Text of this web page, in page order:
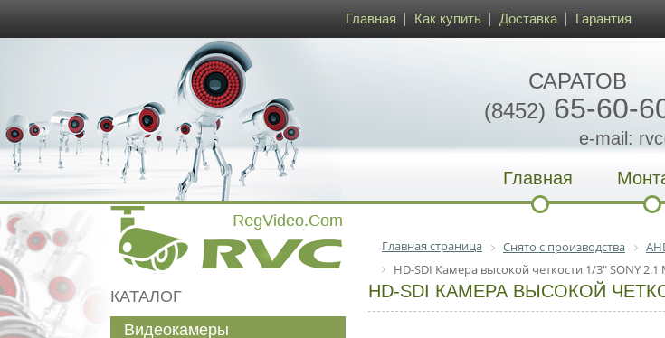
Главная Как купить Доставка Гарантия
САРАТОВ
(8452) 65-60-
e-mail:
Главная
Главная страница Снято с производства
HD-SDI Камера высокой четкости 1/3" SONY 2.1
HD-SDI КАМЕРА ВЫСОКОЙ
КАТАЛОГ
Видеокамеры